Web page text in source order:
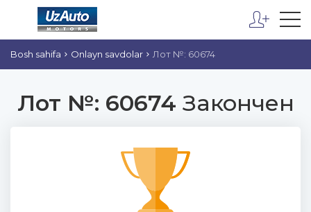
Bosh sahifa Onlayn savdolar Лот №: 60674
Лот №: 60674 Закончен